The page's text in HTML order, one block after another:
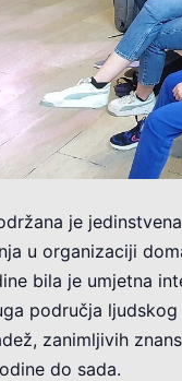
je
u organizaciji
bila je umjetna
područja
zanimljivih
do sada.